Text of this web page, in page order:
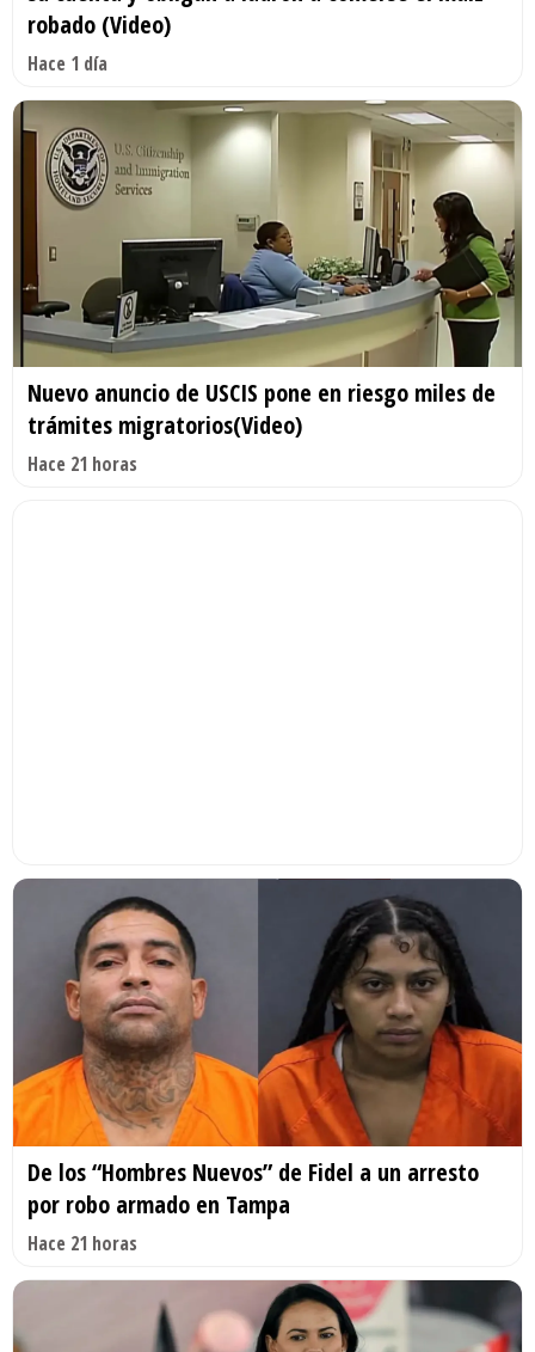
robado (Video)
Hace 1 día
Nuevo anuncio de USCIS pone en riesgo miles de
trámites migratorios(Video)
Hace 21 horas
De los “Hombres Nuevos” de Fidel a un arresto
por robo armado en Tampa
Hace 21 horas